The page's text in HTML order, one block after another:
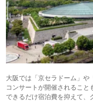
大阪では「京セラドーム」
コンサートが開催されること
できるだけ宿泊費を抑えて